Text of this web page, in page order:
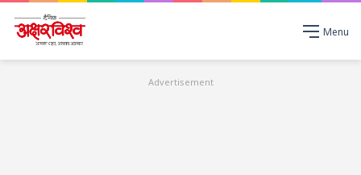
Menu
Advertisement